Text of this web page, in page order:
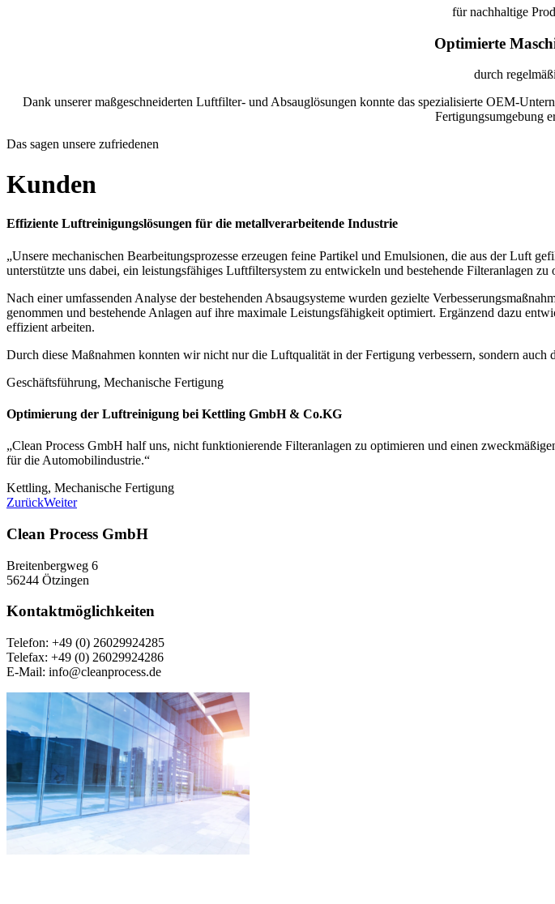
für nachhaltige
Optimierte
durch
Dank unserer maßgeschneiderten Luftfilter- und Absauglösungen konnte das spezialisierte OEM-
Fertigungsumgebung
Das sagen unsere zufriedenen
Kunden
Effiziente Luftreinigungslösungen für die metallverarbeitende Industrie
„Unsere mechanischen Bearbeitungsprozesse erzeugen feine Partikel und Emulsionen, die aus der Luft
unterstützte uns dabei, ein leistungsfähiges Luftfiltersystem zu entwickeln und bestehende Filteranlagen zu
Nach einer umfassenden Analyse der bestehenden Absaugsysteme wurden gezielte
genommen und bestehende Anlagen auf ihre maximale Leistungsfähigkeit optimiert. Ergänzend dazu
effizient arbeiten.
Durch diese Maßnahmen konnten wir nicht nur die Luftqualität in der Fertigung verbessern, sondern
Geschäftsführung, Mechanische Fertigung
Optimierung der Luftreinigung bei Kettling GmbH & Co.KG
„Clean Process GmbH half uns, nicht funktionierende Filteranlagen zu optimieren und einen
für die Automobilindustrie.“
Kettling, Mechanische Fertigung
ZurückWeiter
Clean Process GmbH
Breitenbergweg 6
56244 Ötzingen
Kontaktmöglichkeiten
Telefon: +49 (0) 26029924285
Telefax: +49 (0) 26029924286
E-Mail: info@cleanprocess.de